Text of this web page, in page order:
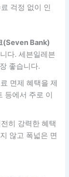
걱정 없이 인
(Seven Bank)
다. 세븐일레븐
좋습니다.
면제 혜택을 제
등에서 주로 이
히 강력한 혜택
않고 폭넓은 면